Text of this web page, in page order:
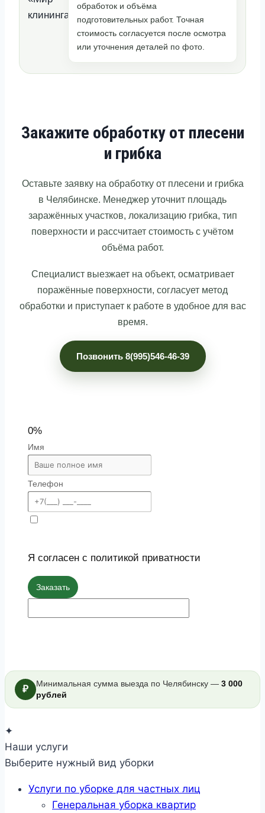
обработок и объёма
подготовительных работ. Точная
стоимость согласуется после осмотра
или уточнения деталей по фото.
Закажите обработку от плесени
и грибка
Оставьте заявку на обработку от плесени и грибка
в Челябинске. Менеджер уточнит площадь
заражённых участков, локализацию грибка, тип
поверхности и рассчитает стоимость с учётом
объёма работ.
Специалист выезжает на объект, осматривает
поражённые поверхности, согласует метод
обработки и приступает к работе в удобное для вас
время.
Позвонить 8(995)546-46-39
0%
Имя
Телефон
Я согласен с политикой приватности
Заказать
₽
Минимальная сумма выезда по Челябинску — 3 000
рублей
✦
Наши услуги
Выберите нужный вид уборки
Услуги по уборке для частных лиц
Генеральная уборка квартир